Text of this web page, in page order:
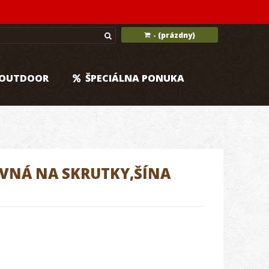
- (prázdny)
ŠPECIÁLNA PONUKA
NA SKRUTKY,ŠÍNA